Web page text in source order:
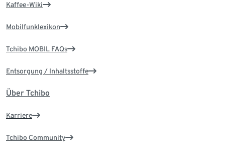
Kaffee-Wiki
Mobilfunklexikon
Tchibo MOBIL FAQs
Entsorgung / Inhaltsstoffe
Über Tchibo
Karriere
Tchibo Community